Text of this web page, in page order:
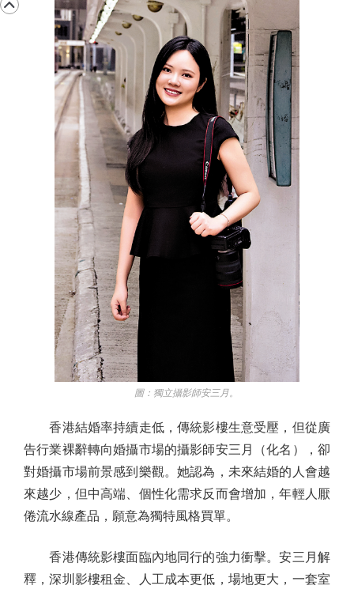
圖：獨立攝影師安三月。
香港結婚率持續走低，傳統影樓生意受壓，但從廣
告行業裸辭轉向婚攝市場的攝影師安三月（化名），卻
對婚攝市場前景感到樂觀。她認為，未來結婚的人會越
來越少，但中高端、個性化需求反而會增加，年輕人厭
倦流水線產品，願意為獨特風格買單。
香港傳統影樓面臨內地同行的強力衝擊。安三月解
釋，深圳影樓租金、人工成本更低，場地更大，一套室